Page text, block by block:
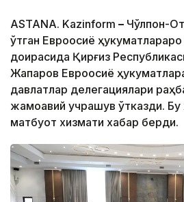
ASTANA. Kazinform – Чўлпон-
ўтган Евроосиё
доирасида Қирғиз
Жапаров Евроосиё
давлатлар делегациялари
жамоавий учрашув ўтказди. Бу
матбуот хизмати хабар берди.